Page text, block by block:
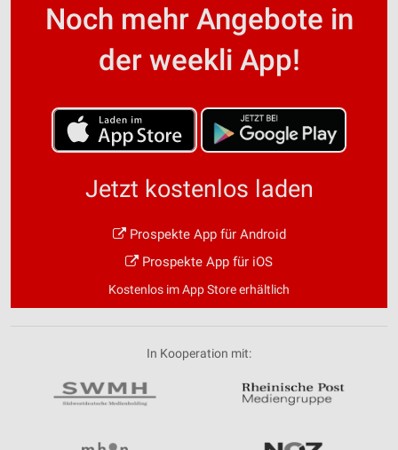
Noch mehr Angebote in
der weekli App!
Jetzt kostenlos laden
Prospekte App für Android
Prospekte App für iOS
Kostenlos im App Store erhältlich
In Kooperation mit: